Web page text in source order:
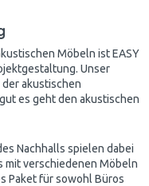
Möbeln ist EASY
Unser
akustischen
es geht den akustischen
Nachhalls spielen dabei
mit verschiedenen Möbeln
Paket für sowohl Büros